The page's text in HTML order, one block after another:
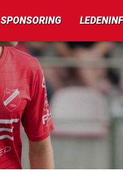
SPONSORING